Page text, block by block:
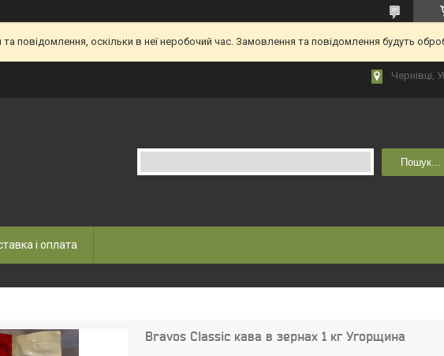
оскільки в неї неробочий час. Замовлення та повідомлення будуть
Чернівці,
Пошук...
і оплата
Bravos Classic кава в зернах 1 кг Угорщина